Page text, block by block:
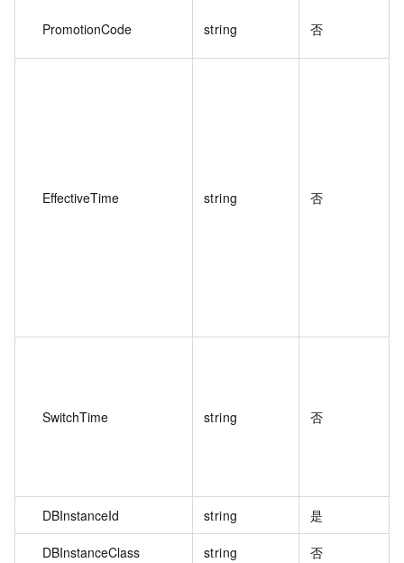
PromotionCode string 否
EffectiveTime string 否
SwitchTime string 否
DBInstanceId string 是
DBInstanceClass string 否